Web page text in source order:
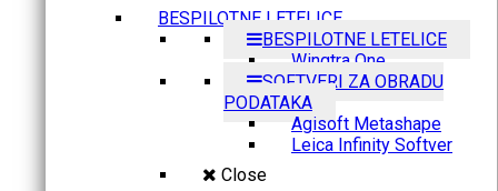
BESPILOTNE LETELICE
BESPILOTNE LETELICE
Wingtra One
SOFTVERI ZA OBRADU
PODATAKA
Agisoft Metashape
Leica Infinity Softver
Close